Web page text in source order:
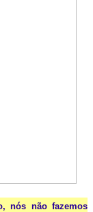
nós não fazemos